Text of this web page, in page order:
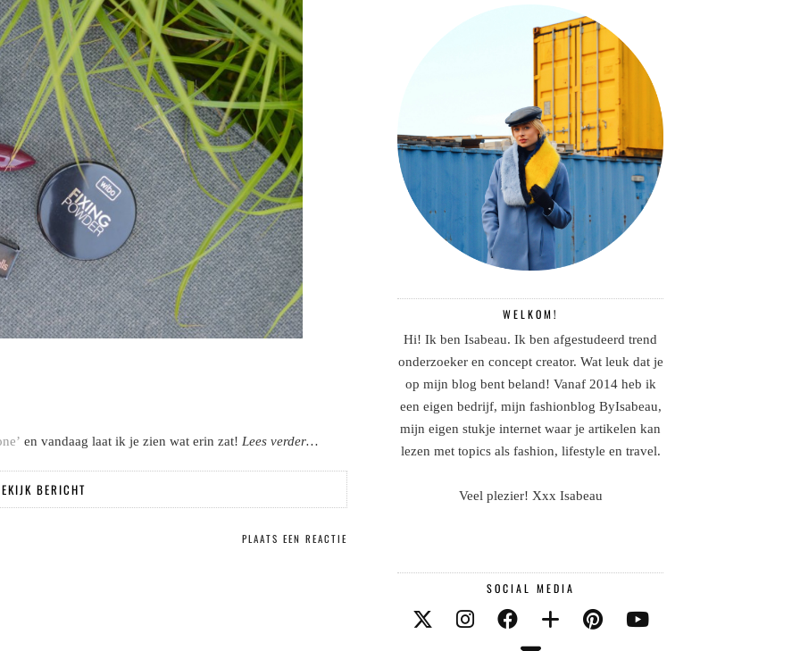
en vandaag laat ik je zien wat erin zat! Lees verder…
BERICHT
PLAATS EEN REACTIE
WELKOM!
Hi! Ik ben Isabeau. Ik ben afgestudeerd trend
onderzoeker en concept creator. Wat leuk dat je
op mijn blog bent beland! Vanaf 2014 heb ik
een eigen bedrijf, mijn fashionblog ByIsabeau,
mijn eigen stukje internet waar je artikelen kan
lezen met topics als fashion, lifestyle en travel.
Veel plezier! Xxx Isabeau
SOCIAL MEDIA